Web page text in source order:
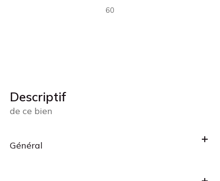
60
descriptif
de ce bien
Général